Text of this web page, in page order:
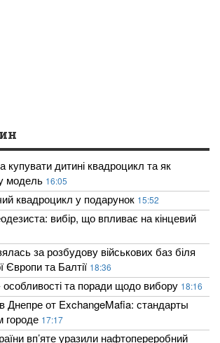
купувати дитині квадроцикл та як
модель 16:05
квадроцикл у подарунок 15:52
вибір, що впливає на кінцевий
за розбудову військових баз біля
Європи та Балтії 18:36
та поради щодо вибору 18:16
Днепре от ExchangeMafia: стандарты
городе 17:17
вп’яте уразили нафтопереробний